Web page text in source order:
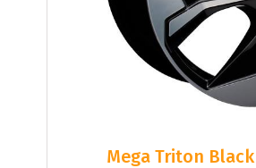
Mega Triton